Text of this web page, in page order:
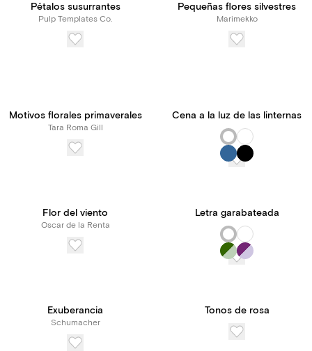
Pétalos susurrantes
Pulp Templates Co.
Pequeñas flores silvestres
Marimekko
Motivos florales primaverales
Tara Roma Gill
Cena a la luz de las linternas
Flor del viento
Oscar de la Renta
Letra garabateada
Exuberancia
Schumacher
Tonos de rosa